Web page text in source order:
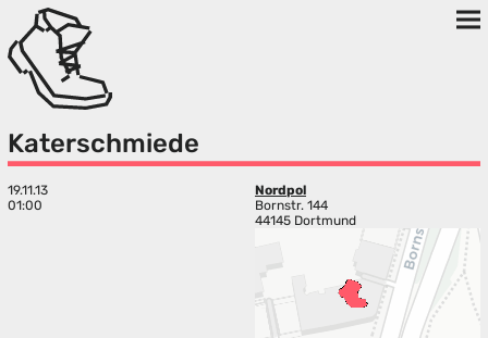
Katerschmiede
19.11.13
01:00
Nordpol
Bornstr. 144
44145 Dortmund